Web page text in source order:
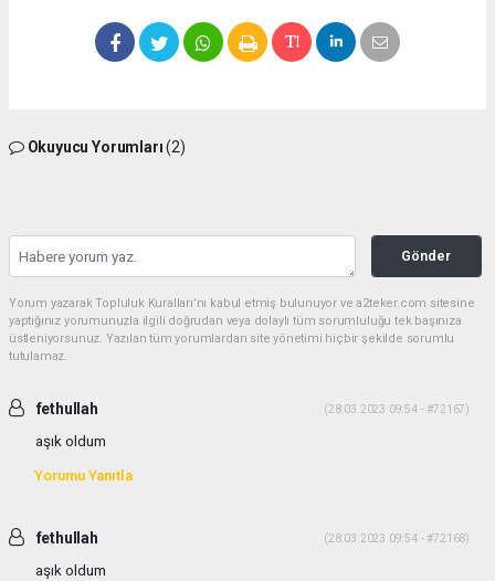
Okuyucu Yorumları(2)
Gönder
Yorum yazarak Topluluk Kuralları’nı kabul etmiş bulunuyor ve a2teker.com sitesine
yaptığınız yorumunuzla ilgili doğrudan veya dolaylı tüm sorumluluğu tek başınıza
üstleniyorsunuz. Yazılan tüm yorumlardan site yönetimi hiçbir şekilde sorumlu
tutulamaz.
fethullah (28.03.2023 09:54 - #72167)
aşık oldum
Yorumu Yanıtla
fethullah (28.03.2023 09:54 - #72168)
aşık oldum